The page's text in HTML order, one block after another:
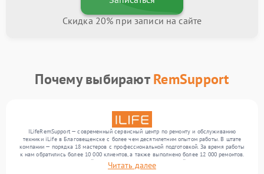
Скидка 20% при записи на сайте
Почему выбираютRemSupport
ILifeRemSupport — современный сервисный центр по ремонту и обслуживанию
техники iLife в Благовещенске с более чем десятилетним опытом работы. В штате
компании — порядка 18 мастеров с профессиональной подготовкой. За время работы
к нам обратились более 10 000 клиентов, а также выполнено более 12 000 ремонтов.
Ежемесячно в сервисный центр поступает более 300 устройств, включая , , . Мы
работаем с широким спектром неисправностей и обеспечиваем надежный результат
Читать далее